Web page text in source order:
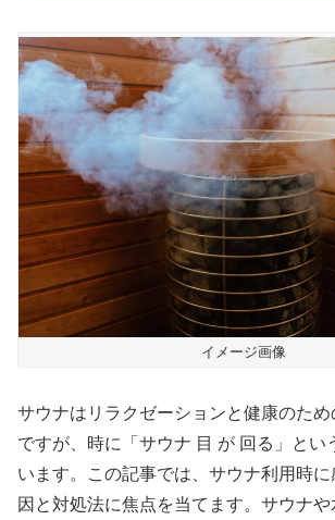
イメージ画像
サウナはリラクゼーションと健康のた
ですが、時に「サウナ 目 が 回る」とい
います。この記事では、サウナ利用時
因と対処法に焦点を当てます。サウナ